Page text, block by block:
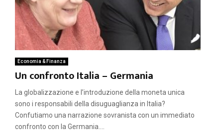
Economia & Finanza
Un confronto Italia – Germania
La globalizzazione e l’introduzione della moneta unica
sono i responsabili della disuguaglianza in Italia?
Confutiamo una narrazione sovranista con un immediato
confronto con la Germania....